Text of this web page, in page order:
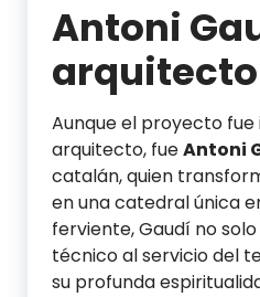
Antoni
arquitecto
Aunque el proyecto
arquitecto, fueAntoni
catalán, quien
en una catedral única
ferviente, Gaudí no
técnico al servicio del
su profunda